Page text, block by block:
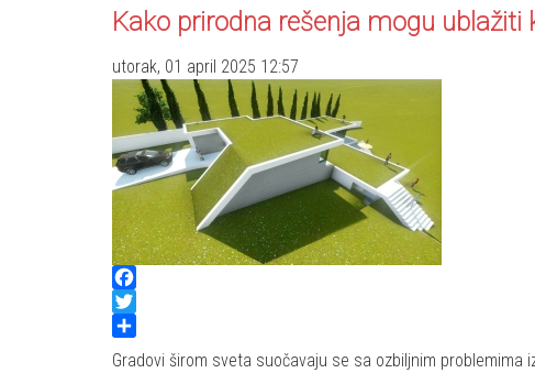
Kako prirodna rešenja mogu
utorak, 01 april 2025 12:57
Facebook
Twitter
Share
Gradovi širom sveta suočavaju se sa ozbiljnim problemima